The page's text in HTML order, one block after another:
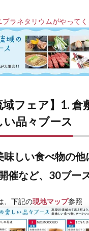
ラネタリウムがやってく
域フェア】1. 倉
品々ブース
味しい食べ物の他
催など、30ブー
、下記の現地マップ参照